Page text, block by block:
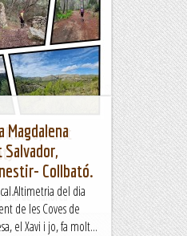
zona poc habitual,
de l'Atzuc és curt
Font
de Mallorca
Magdalena
Collbató.
del dia
de les Coves de
el Xavi i jo, fa molt...